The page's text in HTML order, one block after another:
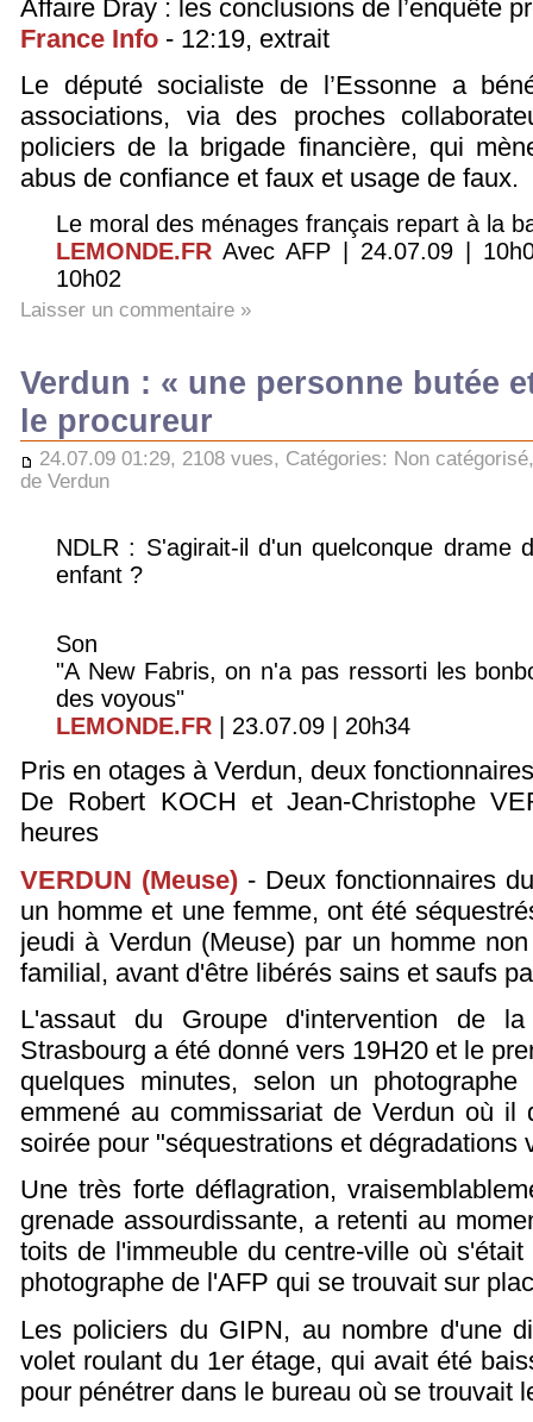
Affaire Dray : les conclusions de l’enquête
France Info - 12:19, extrait
Le député socialiste de l’Essonne a
associations, via des proches
policiers de la brigade financière, qui
abus de confiance et faux et usage de faux.
Le moral des ménages français repart à la
LEMONDE.FR Avec AFP | 24.07.09 |
10h02
Laisser un commentaire »
Verdun : « une personne butée
le procureur
24.07.09 01:29, 2108 vues, Catégories: Non catégorisé
de Verdun
NDLR : S'agirait-il d'un quelconque drame
enfant ?
Son
"A New Fabris, on n'a pas ressorti les
des voyous"
LEMONDE.FR | 23.07.09 | 20h34
Pris en otages à Verdun, deux
De Robert KOCH et Jean-Christophe
heures
VERDUN (Meuse) - Deux fonctionnaires
un homme et une femme, ont été
jeudi à Verdun (Meuse) par un homme
familial, avant d'être libérés sains et saufs
L'assaut du Groupe d'intervention de
Strasbourg a été donné vers 19H20 et le
quelques minutes, selon un
emmené au commissariat de Verdun où
soirée pour "séquestrations et dégradations
Une très forte déflagration,
grenade assourdissante, a retenti au
toits de l'immeuble du centre-ville où
photographe de l'AFP qui se trouvait sur
Les policiers du GIPN, au nombre d'une
volet roulant du 1er étage, qui avait été
pour pénétrer dans le bureau où se trouvait